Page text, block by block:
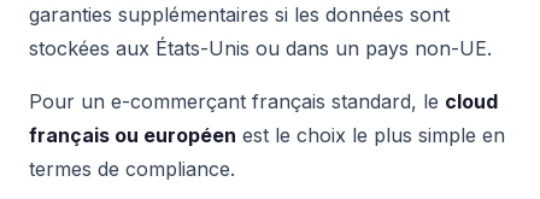
garanties supplémentaires si les données sont
stockées aux États-Unis ou dans un pays non-UE.
Pour un e-commerçant français standard, le cloud
français ou européen est le choix le plus simple en
termes de compliance.